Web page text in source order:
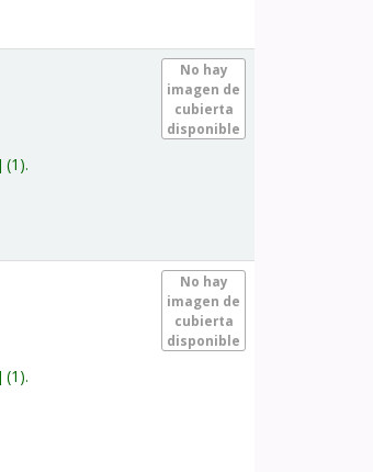
No hay
imagen de
cubierta
disponible
(1).
No hay
imagen de
cubierta
disponible
(1).